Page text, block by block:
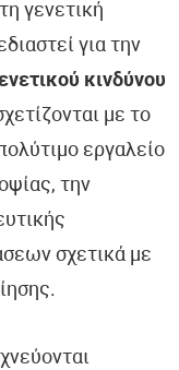
γενετική
για την
κινδύνου
με το
εργαλείο
την
σχετικά με